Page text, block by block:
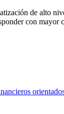
de alto
con